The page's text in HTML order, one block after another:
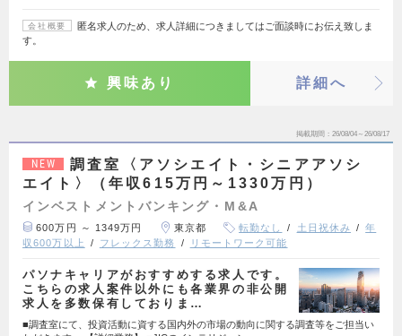
会社概要
匿名求人のため、求人詳細につきましてはご面談時にお伝え致しま
す。
興味あり 詳細へ
掲載期間 26/08/04～26/08/17
NEW
調査室〈アソシエイト・シニアアソシ
エイト〉（年収615万円～1330万円）
インベストメントバンキング・M&A
600万円 ～ 1349万円 東京都 転勤なし 土日祝休み
年
収600万以上
フレックス勤務 リモートワーク可能
パソナキャリアがおすすめする求人です。
こちらの求人案件以外にも各業界の非公開
求人を多数保有しておりま…
■調査室にて、投資活動に資する国内外の市場の動向に関する調査等をご担当い